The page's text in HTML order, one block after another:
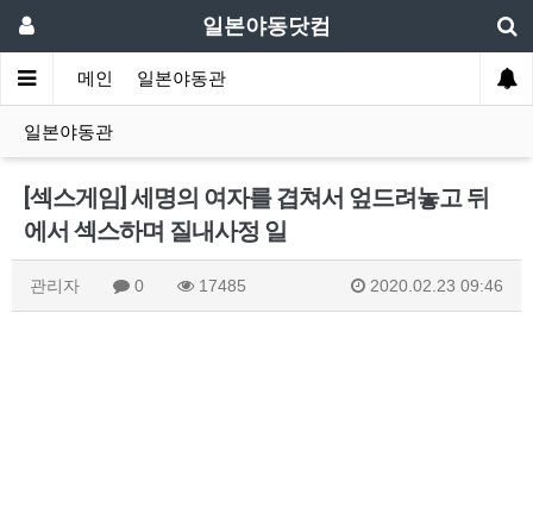
일본야동닷컴
메인 일본야동관
일본야동관
[섹스게임] 세명의 여자를 겹쳐서 엎드려놓고 뒤
에서 섹스하며 질내사정 일
관리자 0 17485 2020.02.23 09:46